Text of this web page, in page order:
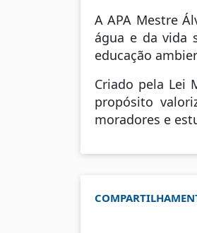
A APA Mestre
água e da vida
educação
Criado pela Lei
propósito
moradores e